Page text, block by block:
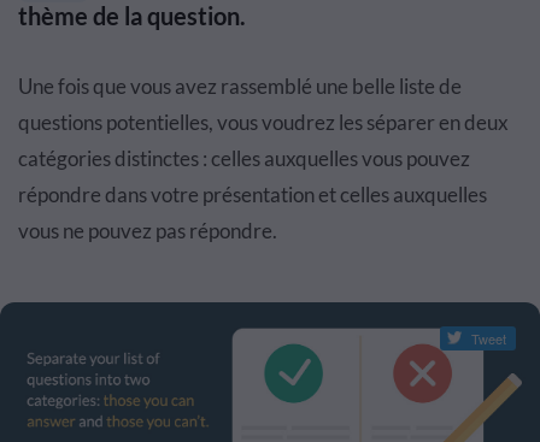
thème de la question.
Une fois que vous avez rassemblé une belle liste de
questions potentielles, vous voudrez les séparer en deux
catégories distinctes : celles auxquelles vous pouvez
répondre dans votre présentation et celles auxquelles
vous ne pouvez pas répondre.
Tweet